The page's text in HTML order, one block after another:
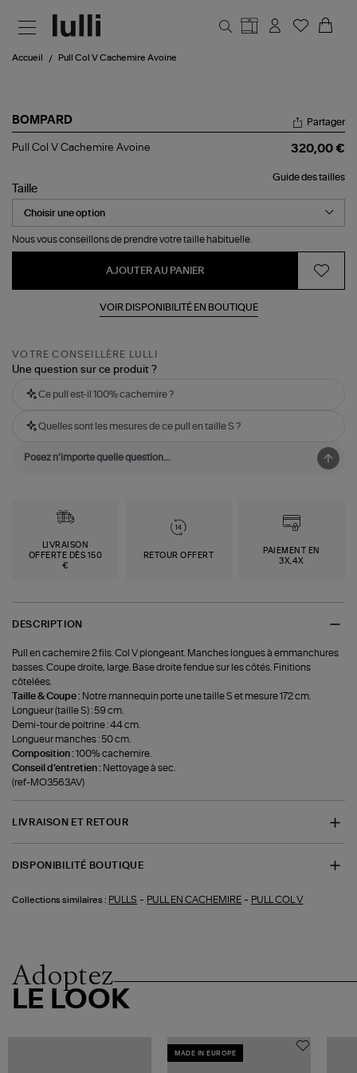
Accueil Pull Col V Cachemire Avoine
BOMPARD
Pull
Cachemire
Avoine
Partager
Pull Col V Cachemire Avoine 320,00 €
Guide des tailles
Taille
Nous vous conseillons de prendre votre taille habituelle.
AJOUTER AU PANIER
VOIR DISPONIBILITÉ EN BOUTIQUE
VOTRE CONSEILLÈRE LULLI
Une question sur ce produit ?
Ce pull est-il 100% cachemire ?
Quelles sont les mesures de ce pull en taille S ?
LIVRAISON
OFFERTE DÈS 150
€
RETOUR OFFERT
PAIEMENT EN
3X,4X
DESCRIPTION
Pull en cachemire 2 fils. Col V plongeant. Manches longues à emmanchures
basses. Coupe droite, large. Base droite fendue sur les côtés. Finitions
côtelées.
Taille & Coupe : Notre mannequin porte une taille S et mesure 172 cm.
Longueur (taille S) : 59 cm.
Demi-tour de poitrine : 44 cm.
Longueur manches : 50 cm.
Composition :100% cachemire.
Conseil d'entretien : Nettoyage à sec.
(ref-MO3563AV)
LIVRAISON ET RETOUR
DISPONIBILITÉ BOUTIQUE
Collections similaires : PULLS - PULL EN CACHEMIRE - PULL COL V
Adoptez
LE LOOK
MADE IN EUROPE